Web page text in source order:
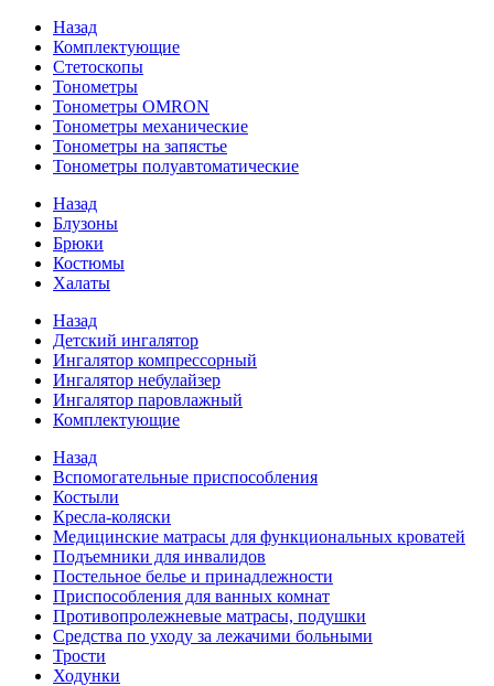
Назад
Комплектующие
Стетоскопы
Тонометры
Тонометры OMRON
Тонометры механические
Тонометры на запястье
Тонометры полуавтоматические
Назад
Блузоны
Брюки
Костюмы
Халаты
Назад
Детский ингалятор
Ингалятор компрессорный
Ингалятор небулайзер
Ингалятор паровлажный
Комплектующие
Назад
Вспомогательные приспособления
Костыли
Кресла-коляски
Медицинские матрасы для функциональных кроватей
Подъемники для инвалидов
Постельное белье и принадлежности
Приспособления для ванных комнат
Противопролежневые матрасы, подушки
Средства по уходу за лежачими больными
Трости
Ходунки